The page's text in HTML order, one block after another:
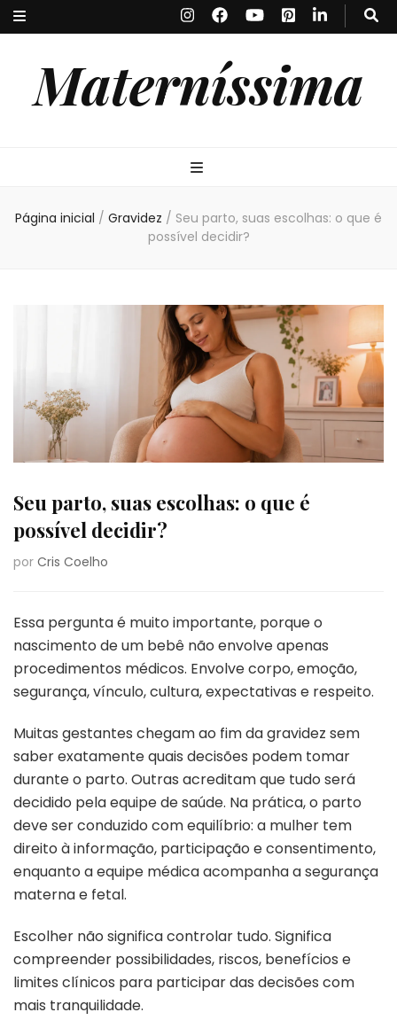
Materníssima
Página inicial / Gravidez / Seu parto, suas escolhas: o que é
possível decidir?
Seu parto, suas escolhas: o que é
possível decidir?
por Cris Coelho
Essa pergunta é muito importante, porque o
nascimento de um bebê não envolve apenas
procedimentos médicos. Envolve corpo, emoção,
segurança, vínculo, cultura, expectativas e respeito.
Muitas gestantes chegam ao fim da gravidez sem
saber exatamente quais decisões podem tomar
durante o parto. Outras acreditam que tudo será
decidido pela equipe de saúde. Na prática, o parto
deve ser conduzido com equilíbrio: a mulher tem
direito à informação, participação e consentimento,
enquanto a equipe médica acompanha a segurança
materna e fetal.
Escolher não significa controlar tudo. Significa
compreender possibilidades, riscos, benefícios e
limites clínicos para participar das decisões com
mais tranquilidade.